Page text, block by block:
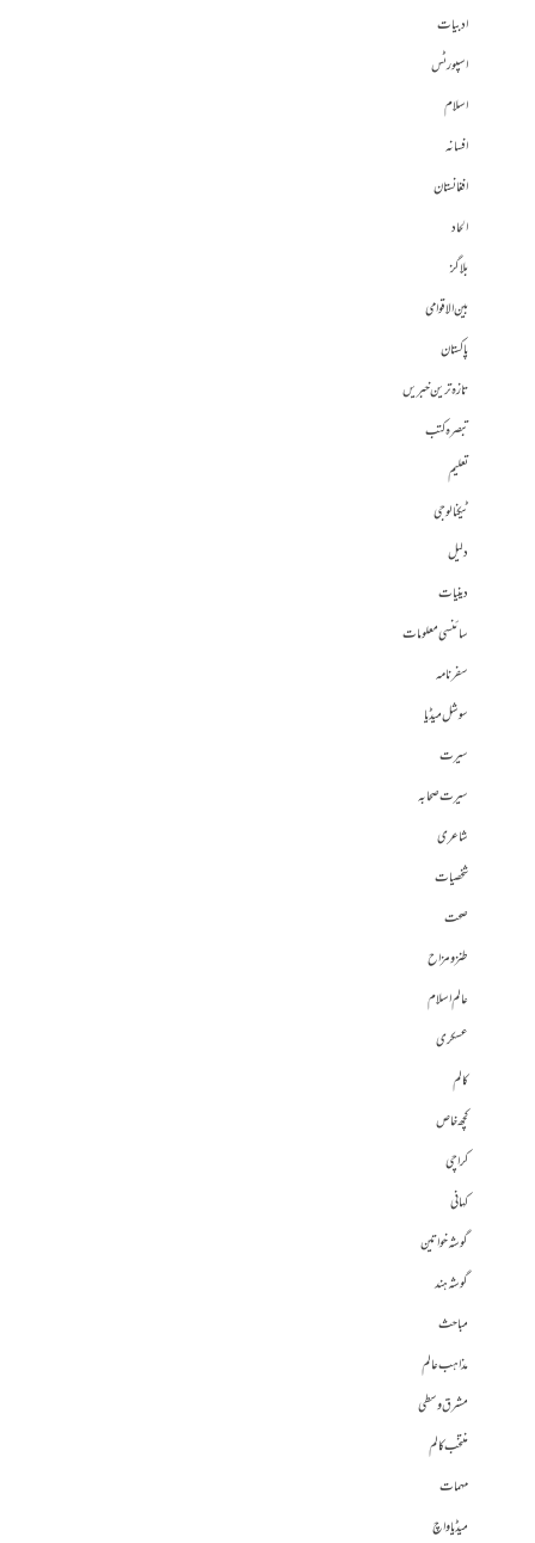
ادبیات
اسپورٹس
اسلام
افسانہ
افغانستان
الحاد
بلاگز
بین الاقوامی
پاکستان
تازہ ترین خبریں
تبصرہ کتب
تعلیم
ٹیکنالوجی
دلیل
دینیات
سائنسی معلومات
سفرنامہ
سوشل میڈیا
سیرت
سیرت صحابہ
شاعری
شخصیات
صحت
طنز و مزاح
عالم اسلام
عسکری
کالم
کچھ خاص
کراچی
کہانی
گوشہ خواتین
گوشہ ہند
مباحث
مذاہب عالم
مشرق وسطی
منتخب کالم
مہمات
میڈیا واچ